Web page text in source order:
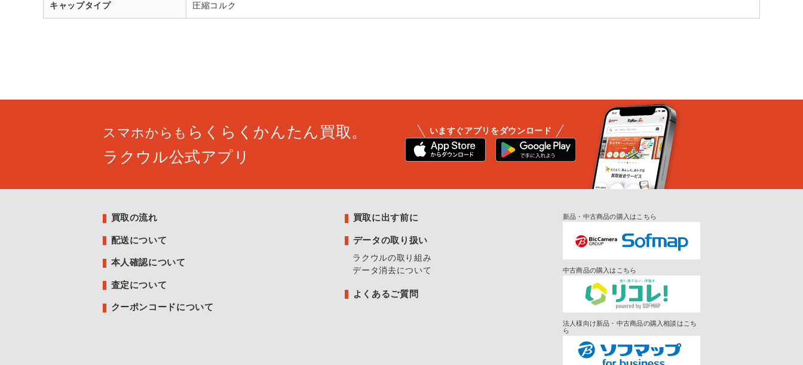
キャップタイプ 圧縮コルク
スマホからも らくらくかんたん買取。
ラクウル公式アプリ
いますぐアプリをダウンロード
買取の流れ
配送について
本人確認について
査定について
クーポンコードについて
買取に出す前に
データの取り扱い
ラクウルの取り組み
データ消去について
よくあるご質問
新品・中古商品の購入はこちら
中古商品の購入はこちら
法人様向け新品・中古商品の購入相談はこち
ら